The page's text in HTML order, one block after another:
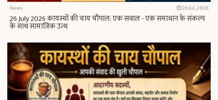
News 26 Jul, 2026
26 July 2026 कायस्थों की चाय चौपाल: एक सवाल - एक समाधान के संकल्प
के साथ सामाजिक उत्थ